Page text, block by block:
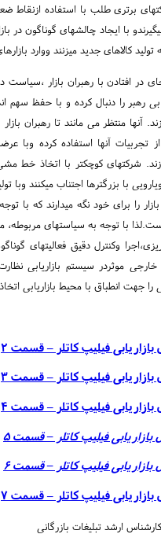
برتری طلب با استفاده ازنقاط
با ایجاد چالشهای گوناگون در
کالاهای جدید میزنند ووارد
در افتادن با رهبران بازار ،سیاست
رهبر را دنبال کرده و با حفظ سهم
آنها منتظر می مانند تا رهبران بازار
تجربیات آنها استفاده کرده وبا
شرکتهای کوچکتر با اتخاذ خط
با بزرگترها اجتناب میکنند وبا
را برای خود نگه میدارند که با
با توجه به سیاستهای مربوطه،
وکنترل دقیق فعالیتهای
موثردر سیستم بازاریابی
جهت انطباق با محیط بازاریابی
فیلیپ کاتلر – قسمت 2
فیلیپ کاتلر – قسمت 3
فیلیپ کاتلر – قسمت 4
بازاریابی فیلیپ کاتلر – قسمت 5
بازاریابی فیلیپ کاتلر – قسمت 6
فیلیپ کاتلر – قسمت 7
ارشد تبلیغات بازرگانی